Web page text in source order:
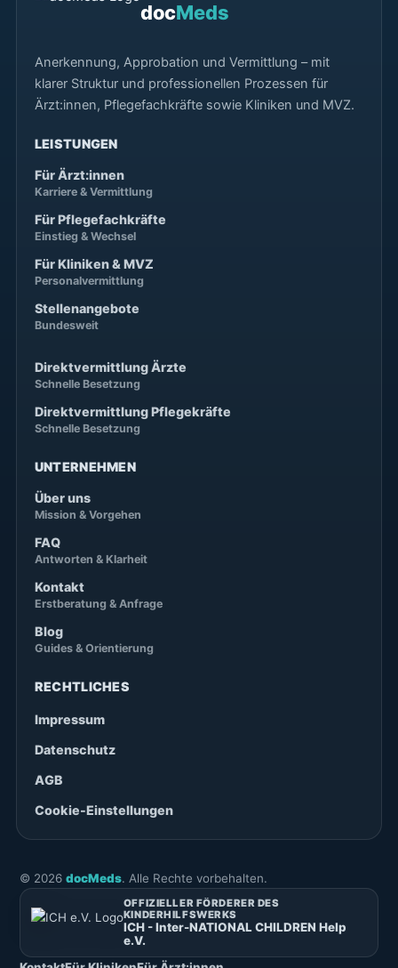
docMeds
Anerkennung, Approbation und Vermittlung – mit
klarer Struktur und professionellen Prozessen für
Ärzt:innen, Pflegefachkräfte sowie Kliniken und MVZ.
LEISTUNGEN
Für Ärzt:innen
Karriere & Vermittlung
Für Pflegefachkräfte
Einstieg & Wechsel
Für Kliniken & MVZ
Personalvermittlung
Stellenangebote
Bundesweit
Direktvermittlung Ärzte
Schnelle Besetzung
Direktvermittlung Pflegekräfte
Schnelle Besetzung
UNTERNEHMEN
Über uns
Mission & Vorgehen
FAQ
Antworten & Klarheit
Kontakt
Erstberatung & Anfrage
Blog
Guides & Orientierung
RECHTLICHES
Impressum
Datenschutz
AGB
Cookie-Einstellungen
© 2026 docMeds. Alle Rechte vorbehalten.
OFFIZIELLER FÖRDERER DES
KINDERHILFSWERKS
ICH - Inter-NATIONAL CHILDREN Help
e.V.